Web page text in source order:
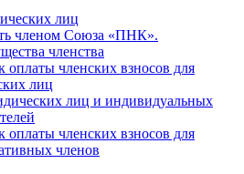
лиц
членом Союза «ПНК».
членства
оплаты членских взносов для
лиц
лиц и индивидуальных
оплаты членских взносов для
членов